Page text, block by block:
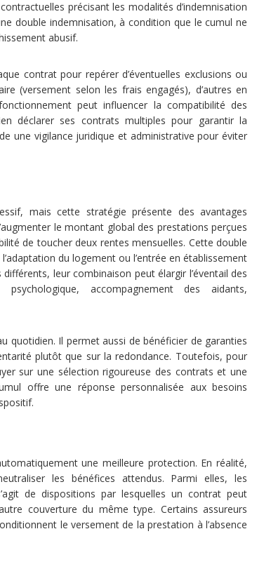
précisant les modalités d’indemnisation
double indemnisation, à condition que le cumul ne
abusif.
contrat pour repérer d’éventuelles exclusions ou
(versement selon les frais engagés), d’autres en
peut influencer la compatibilité des
déclarer ses contrats multiples pour garantir la
une vigilance juridique et administrative pour éviter
mais cette stratégie présente des avantages
le montant global des prestations perçues
de toucher deux rentes mensuelles. Cette double
du logement ou l’entrée en établissement
leur combinaison peut élargir l’éventail des
accompagnement des aidants,
quotidien. Il permet aussi de bénéficier de garanties
plutôt que sur la redondance. Toutefois, pour
sur une sélection rigoureuse des contrats et une
offre une réponse personnalisée aux besoins
une meilleure protection. En réalité,
les bénéfices attendus. Parmi elles, les
de dispositions par lesquelles un contrat peut
couverture du même type. Certains assureurs
le versement de la prestation à l’absence